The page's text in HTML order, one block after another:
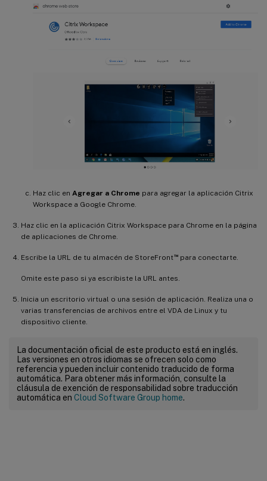
Haz clic en Agregar a Chrome para agregar la aplicación Citrix
Workspace a Google Chrome.
Haz clic en la aplicación Citrix Workspace para Chrome en la página
de aplicaciones de Chrome.
Escribe la URL de tu almacén de StoreFront™para conectarte.
Omite este paso si ya escribiste la URL antes.
Inicia un escritorio virtual o una sesión de aplicación. Realiza una o
varias transferencias de archivos entre el VDA de Linux y tu
dispositivo cliente.
La documentación oficial de este producto está en inglés.
Las versiones en otros idiomas se ofrecen solo como
referencia y pueden incluir contenido traducido de forma
automática. Para obtener más información, consulte la
cláusula de exención de responsabilidad sobre traducción
automática en Cloud Software Group home.